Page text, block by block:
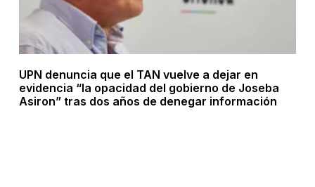
UPN denuncia que el TAN vuelve a dejar en
evidencia “la opacidad del gobierno de Joseba
Asiron” tras dos años de denegar información